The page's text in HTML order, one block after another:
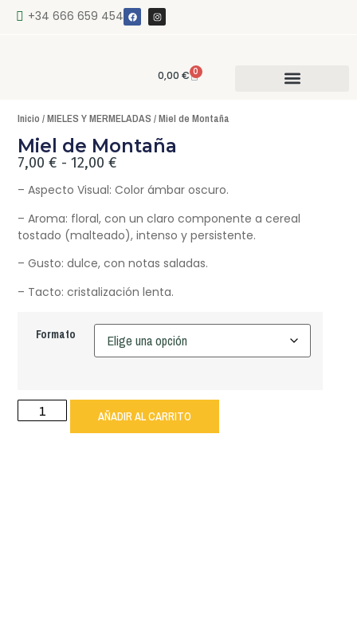
+34 666 659 454
0,00 € 0
Inicio /MIELES Y MERMELADAS / Miel de Montaña
Miel de Montaña
7,00€ - 12,00€
– Aspecto Visual: Color ámbar oscuro.
– Aroma: floral, con un claro componente a cereal
tostado (malteado), intenso y persistente.
– Gusto: dulce, con notas saladas.
– Tacto: cristalización lenta.
Formato
AÑADIR AL CARRITO